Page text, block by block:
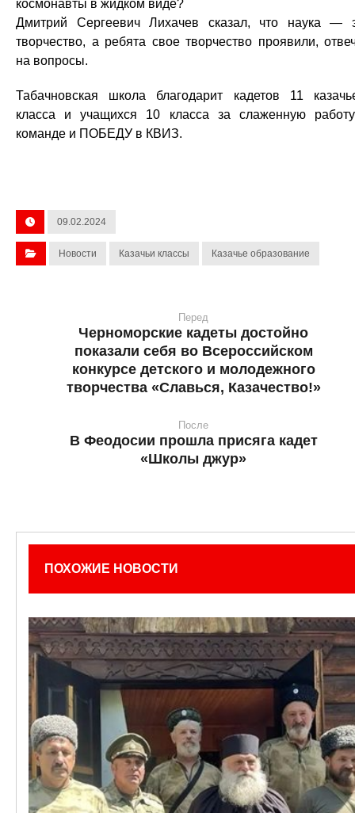
космонавты в жидком виде?
Дмитрий Сергеевич Лихачев сказал, что наука —
творчество, а ребята свое творчество проявили,
на вопросы.
Табачновская школа благодарит кадетов 11
класса и учащихся 10 класса за слаженную
команде и ПОБЕДУ в КВИЗ.
09.02.2024
Новости Казачьи классы Казачье образование
Перед
Черноморские кадеты достойно
показали себя во Всероссийском
конкурсе детского и молодежного
творчества «Славься, Казачество!»
После
В Феодосии прошла присяга кадет
«Школы джур»
ПОХОЖИЕ НОВОСТИ